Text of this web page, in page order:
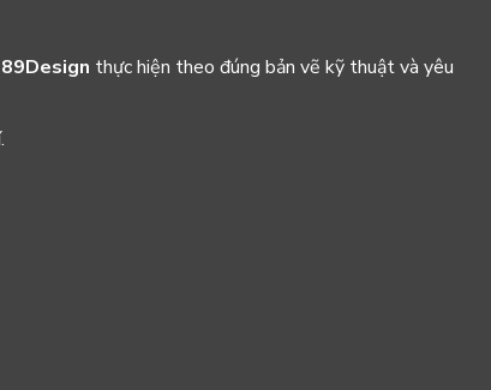
89Design thực hiện theo đúng bản vẽ kỹ thuật và yêu